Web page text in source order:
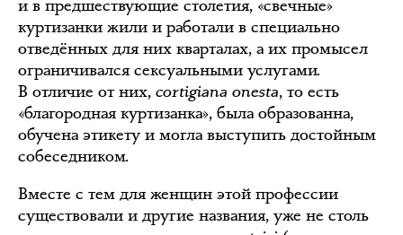
и в предшествующие столетия, «свечные»
куртизанки жили и работали в специально
отведённых для них кварталах, а их промысел
ограничивался сексуальными услугами.
В отличие от них, cortigiana onesta, то есть
«благородная куртизанка», была образованна,
обучена этикету и могла выступить достойным
собеседником.
Вместе с тем для женщин этой профессии
существовали и другие названия, уже не столь